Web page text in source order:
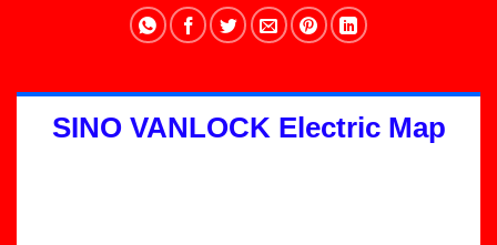
SINO VANLOCK Electric Map